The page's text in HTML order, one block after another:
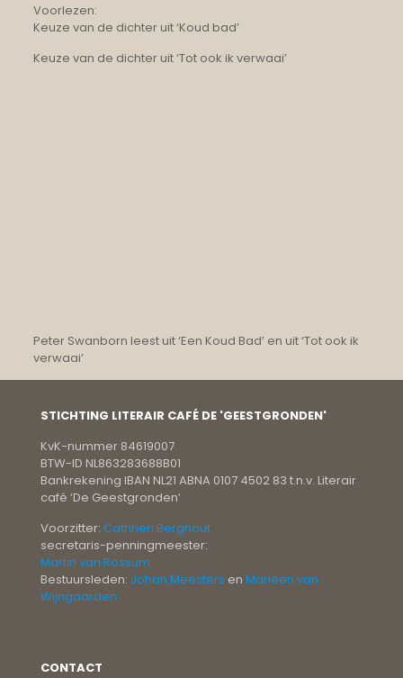
Voorlezen:
Keuze van de dichter uit ‘Koud bad’
Keuze van de dichter uit ‘Tot ook ik verwaai’
Peter Swanborn leest uit ‘Een Koud Bad’ en uit ‘Tot ook ik
verwaai’
STICHTING LITERAIR CAFÉ DE 'GEESTGRONDEN'
KvK-nummer 84619007
BTW-ID NL863283688B01
Bankrekening IBAN NL21 ABNA 0107 4502 83 t.n.v. Literair
café ‘De Geestgronden’
Voorzitter: Cathrien Berghout
secretaris-penningmeester:
Martin van Rossum
Bestuursleden: Johan Meesters en Marleen van
Wijngaarden
CONTACT